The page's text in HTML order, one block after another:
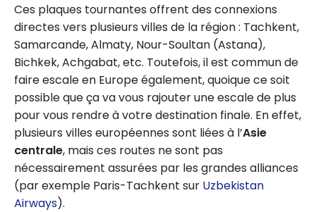
Ces plaques tournantes offrent des connexions
directes vers plusieurs villes de la région : Tachkent,
Samarcande, Almaty, Nour-Soultan (Astana),
Bichkek, Achgabat, etc. Toutefois, il est commun de
faire escale en Europe également, quoique ce soit
possible que ça va vous rajouter une escale de plus
pour vous rendre à votre destination finale. En effet,
plusieurs villes européennes sont liées à l’Asie
centrale, mais ces routes ne sont pas
nécessairement assurées par les grandes alliances
(par exemple Paris-Tachkent sur Uzbekistan
Airways).